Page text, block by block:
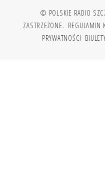
© POLSKIE RADIO
ZASTRZEŻONE. REGULAMIN
PRYWATNOŚCI